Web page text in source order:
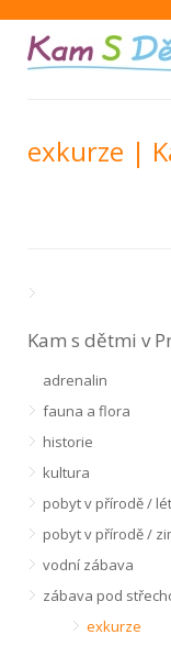
exkurze |
Kam s dětmi v
adrenalin
fauna a flora
historie
kultura
pobyt v přírodě /
pobyt v přírodě /
vodní zábava
zábava pod
exkurze